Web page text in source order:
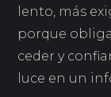
lento, más
porque
ceder y
luce en un